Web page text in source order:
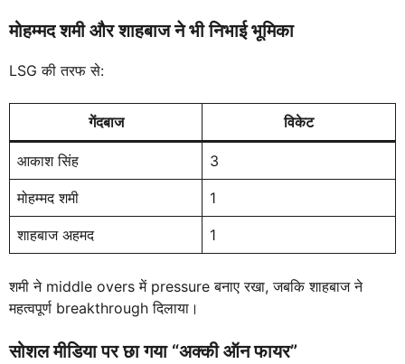
मोहम्मद शमी और शाहबाज ने भी निभाई भूमिका
LSG की तरफ से:
गेंदबाज विकेट
आकाश सिंह 3
मोहम्मद शमी 1
शाहबाज अहमद 1
शमी ने middle overs में pressure बनाए रखा, जबकि शाहबाज ने
महत्वपूर्ण breakthrough दिलाया।
सोशल मीडिया पर छा गया “अक्की ऑन फायर”